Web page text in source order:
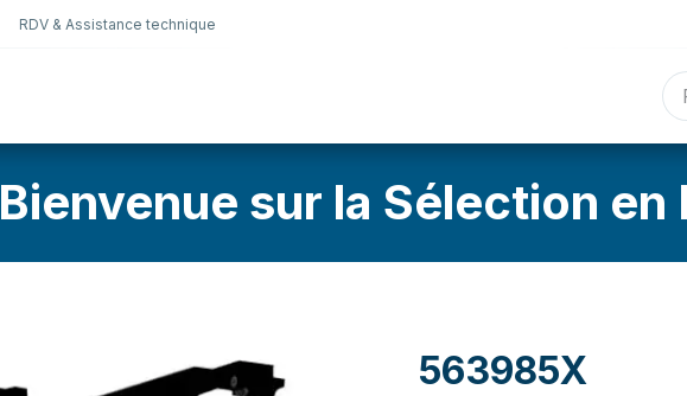
RDV & Assistance technique
Sélection en ligne
Bienvenue sur la Sélection en
563985X